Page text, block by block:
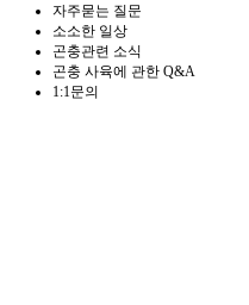
자주묻는 질문
소소한 일상
곤충관련 소식
곤충 사육에 관한 Q&A
1:1문의